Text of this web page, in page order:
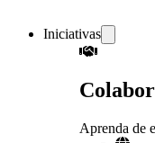
Iniciativas
Aprenda de